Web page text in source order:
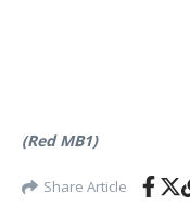
(Red MB1)
Share Article